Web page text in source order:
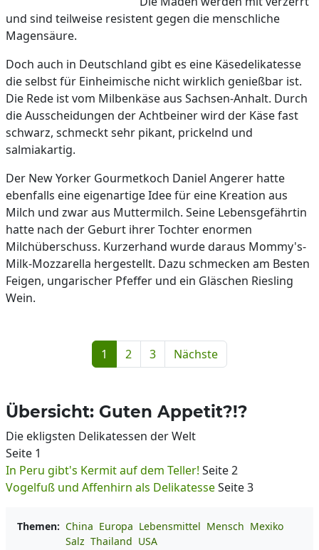
und sind teilweise resistent gegen die menschliche
Magensäure.
Doch auch in Deutschland gibt es eine Käsedelikatesse
die selbst für Einheimische nicht wirklich genießbar ist.
Die Rede ist vom Milbenkäse aus Sachsen-Anhalt. Durch
die Ausscheidungen der Achtbeiner wird der Käse fast
schwarz, schmeckt sehr pikant, prickelnd und
salmiakartig.
Der New Yorker Gourmetkoch Daniel Angerer hatte
ebenfalls eine eigenartige Idee für eine Kreation aus
Milch und zwar aus Muttermilch. Seine Lebensgefährtin
hatte nach der Geburt ihrer Tochter enormen
Milchüberschuss. Kurzerhand wurde daraus Mommy's-
Milk-Mozzarella hergestellt. Dazu schmecken am Besten
Feigen, ungarischer Pfeffer und ein Gläschen Riesling
Wein.
1 2 3 Nächste
Übersicht: Guten Appetit?!?
Die ekligsten Delikatessen der Welt
Seite 1
In Peru gibt's Kermit auf dem Teller! Seite 2
Vogelfuß und Affenhirn als DelikatesseSeite 3
Themen: China Europa Lebensmittel Mensch Mexiko
Salz Thailand USA